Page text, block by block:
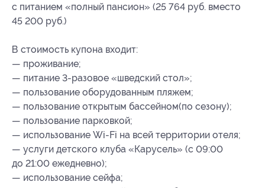
с питанием «полный пансион» (25 764 руб. вместо
45 200 руб.)
В стоимость купона входит:
— проживание;
— питание 3-разовое «шведский стол»;
— пользование оборудованным пляжем;
— пользование открытым бассейном(по сезону);
— пользование парковкой;
— использование Wi-Fi на всей территории отеля;
— услуги детского клуба «Карусель» (с 09:00
до 21:00 ежедневно);
— использование сейфа;